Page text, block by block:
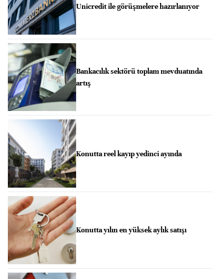
Unicredit ile görüşmelere hazırlanıyor
Bankacılık sektörü toplam mevduatında
artış
Konutta reel kayıp yedinci ayında
Konutta yılın en yüksek aylık satışı